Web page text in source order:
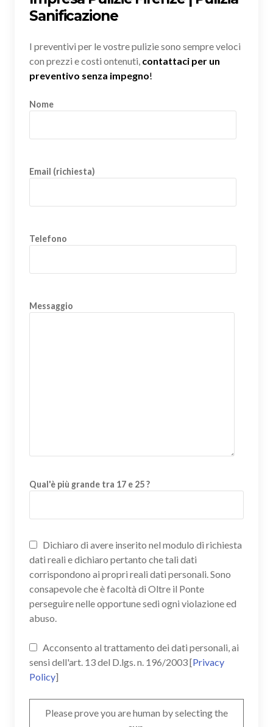
Sanificazione
I preventivi per le vostre pulizie sono sempre veloci
con prezzi e costi ontenuti, contattaci per un
preventivo senza impegno!
Nome
Email (richiesta)
Telefono
Messaggio
Qual'è più grande tra 17 e 25 ?
Dichiaro di avere inserito nel modulo di richiesta
dati reali e dichiaro pertanto che tali dati
corrispondono ai propri reali dati personali. Sono
consapevole che è facoltà di Oltre il Ponte
perseguire nelle opportune sedi ogni violazione ed
abuso.
Acconsento al trattamento dei dati personali, ai
sensi dell'art. 13 del D.lgs. n. 196/2003 [Privacy
Policy]
Please prove you are human by selecting the